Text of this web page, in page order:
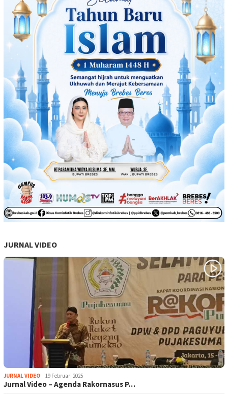
JURNAL VIDEO
JURNAL VIDEO 19 Februari 2025
Jurnal Video – Agenda Rakornasus P…